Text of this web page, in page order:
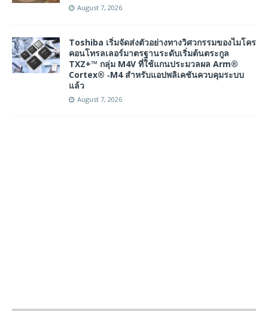
August 7, 2026
Toshiba เริ่มจัดส่งตัวอย่างทางวิศวกรรมของไมโคร
คอนโทรลเลอร์มาตรฐานระดับเริ่มต้นตระกูล
TXZ+™ กลุ่ม M4V ที่ใช้แกนประมวลผล Arm®
Cortex® ‑M4 สำหรับแอปพลิเคชันควบคุมระบบ
แล้ว
August 7, 2026